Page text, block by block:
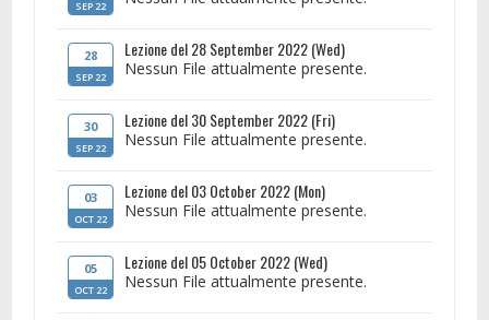
SEP 22
28
SEP 22
Lezione del 28 September 2022 (Wed)
Nessun File attualmente presente.
30
SEP 22
Lezione del 30 September 2022 (Fri)
Nessun File attualmente presente.
03
OCT 22
Lezione del 03 October 2022 (Mon)
Nessun File attualmente presente.
05
OCT 22
Lezione del 05 October 2022 (Wed)
Nessun File attualmente presente.